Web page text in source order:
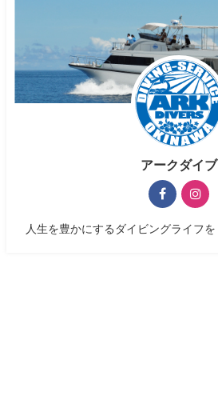
アークダイブ
人生を豊かにするダイビングライフを